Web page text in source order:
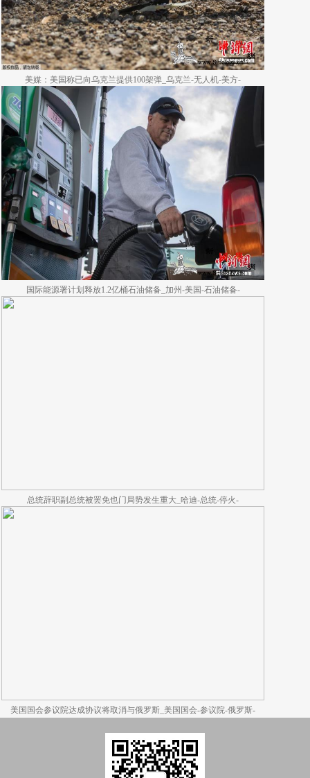
美媒：美国称已向乌克兰提供100架弹_乌克兰-无人机-美方-
国际能源署计划释放1.2亿桶石油储备_加州-美国-石油储备-
总统辞职副总统被罢免也门局势发生重大_哈迪-总统-停火-
美国国会参议院达成协议将取消与俄罗斯_美国国会-参议院-俄罗斯-